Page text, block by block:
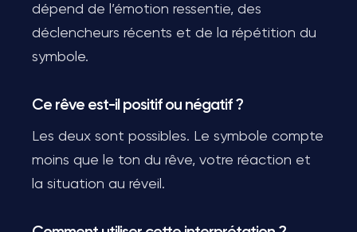
dépend de l’émotion ressentie, des
déclencheurs récents et de la répétition du
symbole.
Ce rêve est-il positif ou négatif ?
Les deux sont possibles. Le symbole compte
moins que le ton du rêve, votre réaction et
la situation au réveil.